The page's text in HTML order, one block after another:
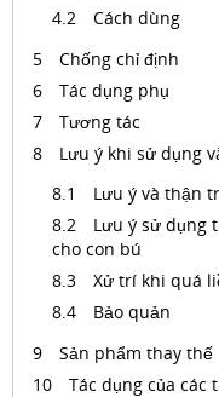
Cách dùng
Chống chỉ định
Tác dụng phụ
Tương tác
Lưu ý khi sử dụng
Lưu ý và thận
Lưu ý sử dụng
cho con bú
Xử trí khi quá
Bảo quản
Sản phẩm thay thế
Tác dụng của các